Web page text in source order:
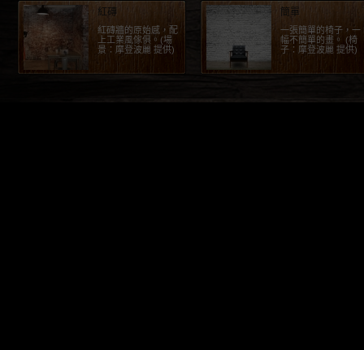
紅磚
紅磚牆的原始感，配
上工業風傢俱。(場
景：摩登波麗 提供)
簡單
一張簡單的椅子，一
幅不簡單的畫。 (椅
子：摩登波麗 提供)